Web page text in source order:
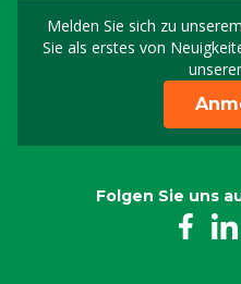
Melden Sie sich zu
Sie als erstes von
Folgen Sie uns